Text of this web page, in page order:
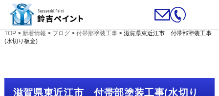
TOP> 新着情報 > ブログ> 付帯部塗装工事> 滋賀県東近江市 付帯部塗装工事
(水切り板金)
滋賀県東近江市 付帯部塗装工事(水切り